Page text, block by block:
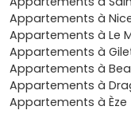
mieux
Fiscalité et
notaire réduits
constructeur, et
éligibilité et
Quels types
Appartements à
Appartements à Le
Appartements à
Appartements à
Appartements à
Appartements à Èze